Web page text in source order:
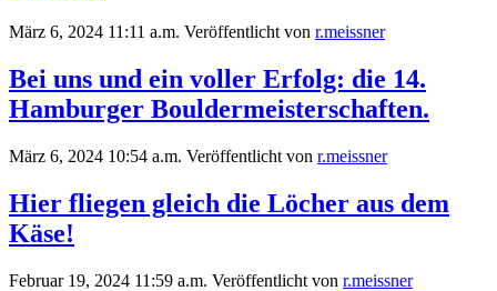
März 6, 2024 11:11 a.m. Veröffentlicht von r.meissner
Bei uns und ein voller Erfolg: die 14.
Hamburger Bouldermeisterschaften.
März 6, 2024 10:54 a.m. Veröffentlicht von r.meissner
Hier fliegen gleich die Löcher aus dem
Käse!
Februar 19, 2024 11:59 a.m. Veröffentlicht von r.meissner